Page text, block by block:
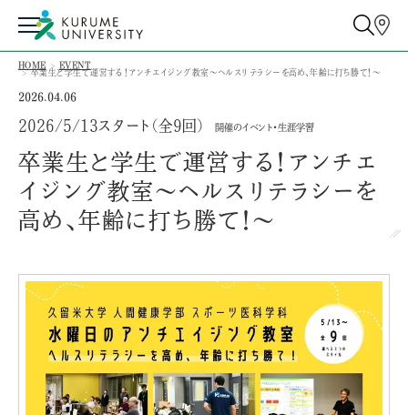
HOME
EVENT
卒業生と学生で運営する！アンチエイジング教室～ヘルスリテラシーを高め、年齢に打ち勝て！～
2026.04.06
2026/5/13スタート（全9回） 開催のイベント・生涯学習
卒業生と学生で運営する！アンチエ
イジング教室～ヘルスリテラシーを
高め、年齢に打ち勝て！～